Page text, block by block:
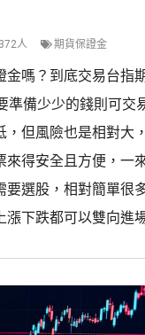
人 期貨保證金
金嗎？到底交易台指
準備少少的錢則可交
，但風險也是相對大
來得安全且方便，一
要選股，相對簡單很
漲下跌都可以雙向進